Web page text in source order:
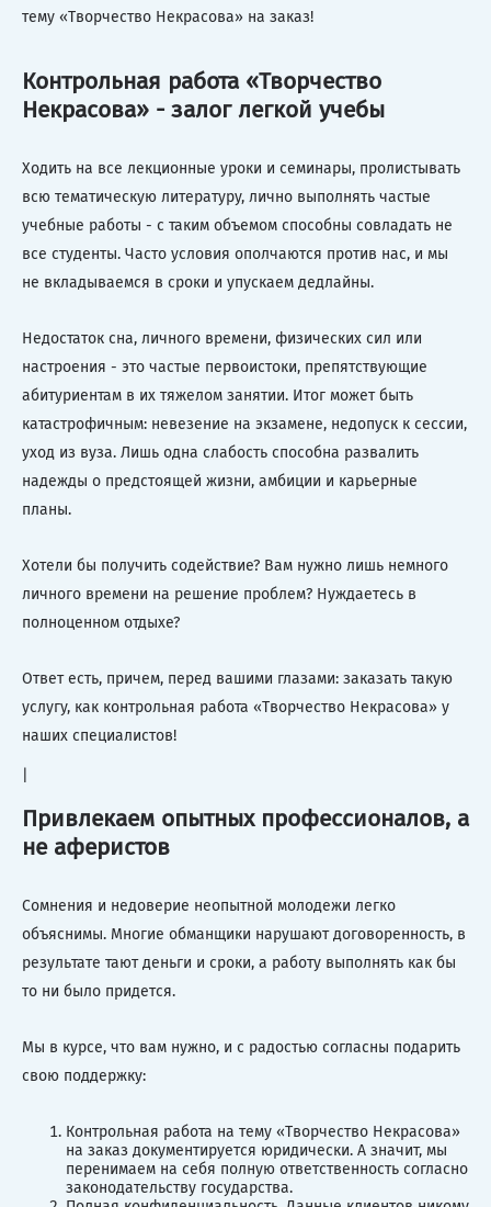
тему «Творчество Некрасова» на заказ!
Контрольная работа «Творчество
Некрасова» - залог легкой учебы
Ходить на все лекционные уроки и семинары, пролистывать
всю тематическую литературу, лично выполнять частые
учебные работы - с таким объемом способны совладать не
все студенты. Часто условия ополчаются против нас, и мы
не вкладываемся в сроки и упускаем дедлайны.
Недостаток сна, личного времени, физических сил или
настроения - это частые первоистоки, препятствующие
абитуриентам в их тяжелом занятии. Итог может быть
катастрофичным: невезение на экзамене, недопуск к сессии,
уход из вуза. Лишь одна слабость способна развалить
надежды о предстоящей жизни, амбиции и карьерные
планы.
Хотели бы получить содействие? Вам нужно лишь немного
личного времени на решение проблем? Нуждаетесь в
полноценном отдыхе?
Ответ есть, причем, перед вашими глазами: заказать такую
услугу, как контрольная работа «Творчество Некрасова» у
наших специалистов!
Привлекаем опытных профессионалов, а
не аферистов
Сомнения и недоверие неопытной молодежи легко
объяснимы. Многие обманщики нарушают договоренность, в
результате тают деньги и сроки, а работу выполнять как бы
то ни было придется.
Мы в курсе, что вам нужно, и с радостью согласны подарить
свою поддержку:
Контрольная работа на тему «Творчество Некрасова»
на заказ документируется юридически. А значит, мы
перенимаем на себя полную ответственность согласно
законодательству государства.